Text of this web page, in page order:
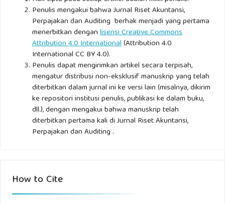
perjalanan dinas” Bandung: cv Pustaka Setia.
Penulis mengakui bahwa Jurnal Riset Akuntansi,
Perpajakan dan Auditing berhak menjadi yang pertama
menerbitkan denganlisensi Creative Commons
Attribution 4.0 International(Attribution 4.0
International CC BY 4.0).
Penulis dapat mengirimkan artikel secara terpisah,
mengatur distribusi non-eksklusif manuskrip yang telah
diterbitkan dalam jurnal ini ke versi lain (misalnya, dikirim
ke repositori institusi penulis, publikasi ke dalam buku,
dll.), dengan mengakui bahwa manuskrip telah
diterbitkan pertama kali di Jurnal Riset Akuntansi,
Perpajakan dan Auditing .
How to Cite